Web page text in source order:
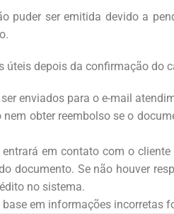
puder ser emitida devido a
úteis depois da confirmação do
enviados para o e-mail
obter reembolso se o
em contato com o
documento. Se não houver
no sistema.
em informações incorretas